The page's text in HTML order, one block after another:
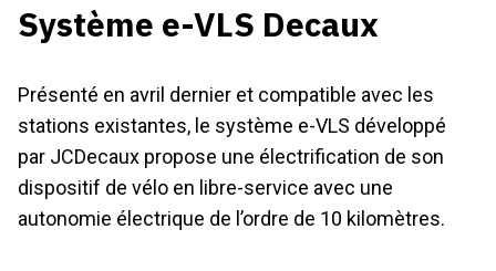
Système e-VLS Decaux
Présenté en avril dernier et compatible avec les
stations existantes, le système e-VLS développé
par JCDecaux propose une électrification de son
dispositif de vélo en libre-service avec une
autonomie électrique de l’ordre de 10 kilomètres.